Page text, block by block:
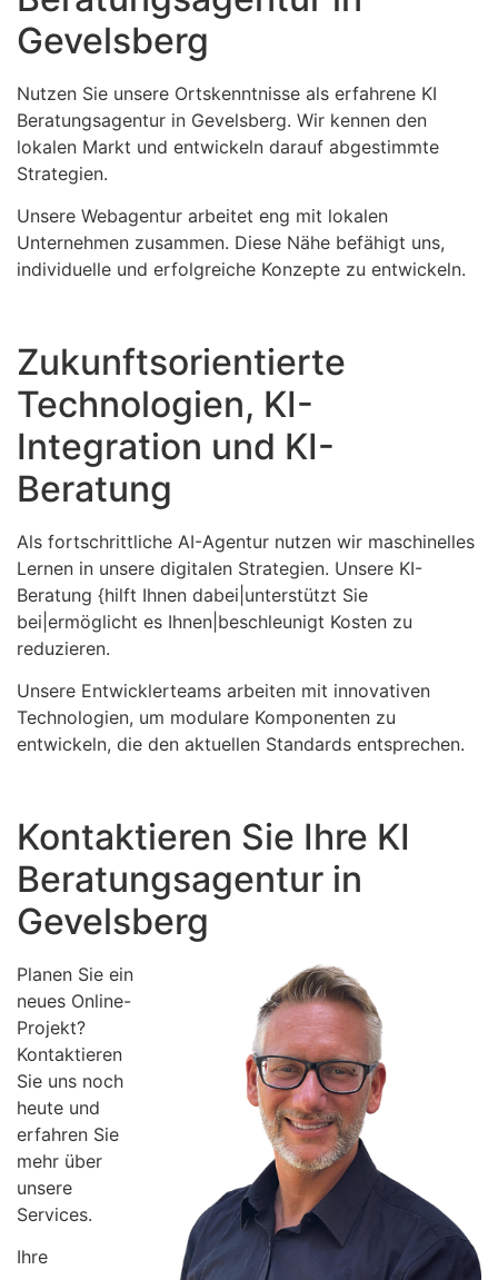
Gevelsberg
Nutzen Sie unsere Ortskenntnisse als erfahrene KI
Beratungsagentur in Gevelsberg. Wir kennen den
lokalen Markt und entwickeln darauf abgestimmte
Strategien.
Unsere Webagentur arbeitet eng mit lokalen
Unternehmen zusammen. Diese Nähe befähigt uns,
individuelle und erfolgreiche Konzepte zu entwickeln.
Zukunftsorientierte
Technologien, KI-
Integration und KI-
Beratung
Als fortschrittliche AI-Agentur nutzen wir maschinelles
Lernen in unsere digitalen Strategien. Unsere KI-
Beratung {hilft Ihnen dabei|unterstützt Sie
bei|ermöglicht es Ihnen|beschleunigt Kosten zu
reduzieren.
Unsere Entwicklerteams arbeiten mit innovativen
Technologien, um modulare Komponenten zu
entwickeln, die den aktuellen Standards entsprechen.
Kontaktieren Sie Ihre KI
Beratungsagentur in
Gevelsberg
Planen Sie ein
neues Online-
Projekt?
Kontaktieren
Sie uns noch
heute und
erfahren Sie
mehr über
unsere
Services.
Ihre